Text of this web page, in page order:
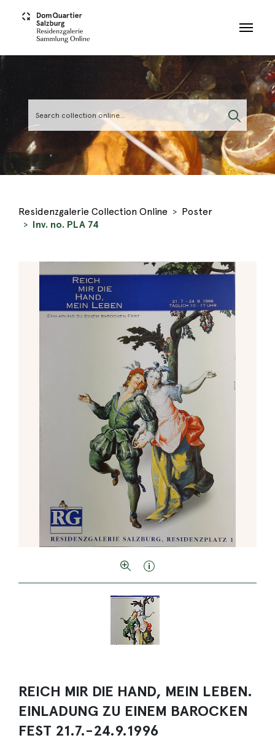
Residenzgalerie Collection Online
Poster
Inv. no. PLA 74
REICH MIR DIE HAND, MEIN LEBEN.
EINLADUNG ZU EINEM BAROCKEN
FEST 21.7.-24.9.1996